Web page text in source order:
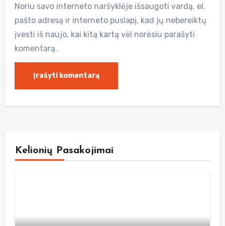
Noriu savo interneto naršyklėje išsaugoti vardą, el.
pašto adresą ir interneto puslapį, kad jų nebereiktų
įvesti iš naujo, kai kitą kartą vėl norėsiu parašyti
komentarą.
Kelionių Pasakojimai